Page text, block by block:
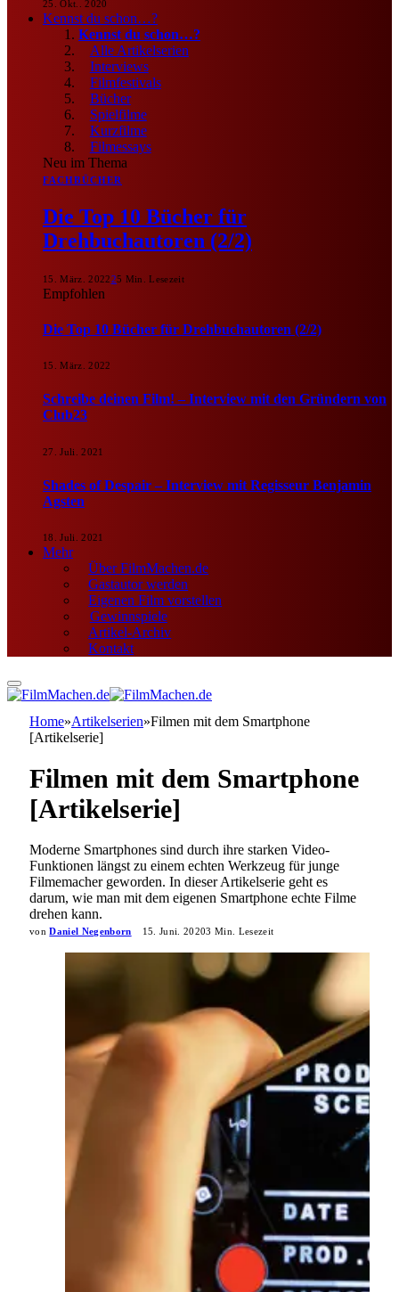
25. Okt.. 2020
Kennst du schon…?
Kennst du schon…?
Alle Artikelserien
Interviews
Filmfestivals
Bücher
Spielfilme
Kurzfilme
Filmessays
Neu im Thema
FACHBÜCHER
Die Top 10 Bücher für
Drehbuchautoren (2/2)
15. März. 202225 Min. Lesezeit
Empfohlen
Die Top 10 Bücher für Drehbuchautoren (2/2)
15. März. 2022
Schreibe deinen Film! – Interview mit den Gründern von
Club23
27. Juli. 2021
Shades of Despair – Interview mit Regisseur Benjamin
Agsten
18. Juli. 2021
Mehr
Über FilmMachen.de
Gastautor werden
Eigenen Film vorstellen
Gewinnspiele
Artikel-Archiv
Kontakt
Home»Artikelserien»Filmen mit dem Smartphone
[Artikelserie]
Filmen mit dem Smartphone
[Artikelserie]
Moderne Smartphones sind durch ihre starken Video-
Funktionen längst zu einem echten Werkzeug für junge
Filmemacher geworden. In dieser Artikelserie geht es
darum, wie man mit dem eigenen Smartphone echte Filme
drehen kann.
von Daniel Negenborn 15. Juni. 20203 Min. Lesezeit